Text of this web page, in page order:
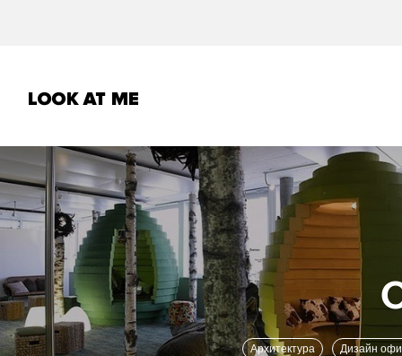
Архитектура Дизайн